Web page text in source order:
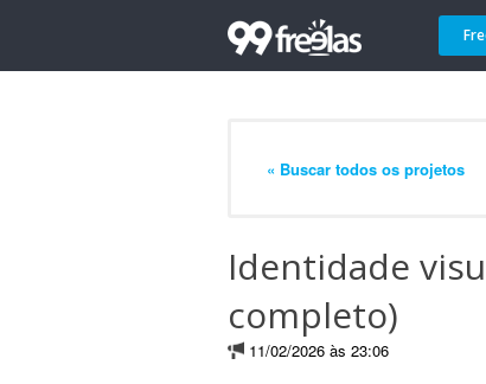
« Buscar todos os projetos
Identidade
completo)
11/02/2026 às 23:06